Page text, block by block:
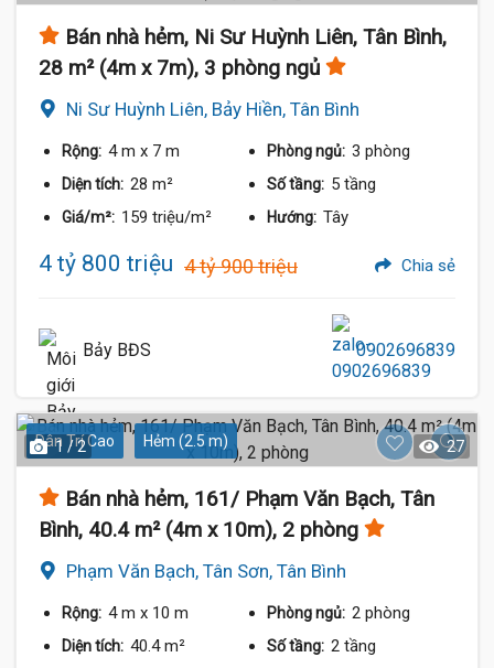
Bán nhà hẻm, Ni Sư Huỳnh Liên, Tân Bình,
28 m² (4m x 7m), 3 phòng ngủ
Ni Sư Huỳnh Liên, Bảy Hiền, Tân Bình
Rộng: 4 m x 7 m Phòng ngủ: 3 phòng
Diện tích: 28 m² Số tầng: 5 tầng
Giá/m²: 159 triệu/m² Hướng: Tây
4 tỷ 800 triệu 4 tỷ 900 triệu Chia sẻ
Bảy BĐS 0902696839
Dân Trí Cao Hẻm (2.5 m)
1 / 2 27
Bán nhà hẻm, 161/ Phạm Văn Bạch, Tân
Bình, 40.4 m² (4m x 10m), 2 phòng
Phạm Văn Bạch, Tân Sơn, Tân Bình
Rộng: 4 m x 10 m Phòng ngủ: 2 phòng
Diện tích: 40.4 m² Số tầng: 2 tầng